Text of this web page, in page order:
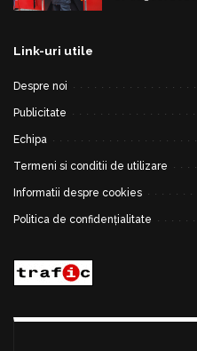
Link-uri utile
Despre noi
Publicitate
Echipa
Termeni si conditii de utilizare
Informatii despre cookies
Politica de confidențialitate